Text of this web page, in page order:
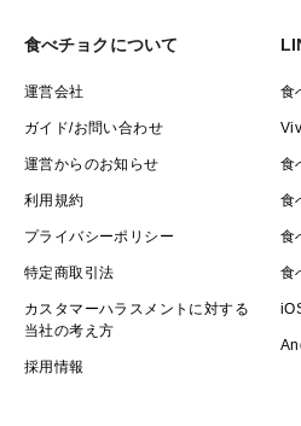
食べチョクについて
運営会社
ガイド/お問い合わせ
運営からのお知らせ
利用規約
プライバシーポリシー
特定商取引法
カスタマーハラスメントに対する
当社の考え方
採用情報
食
食
食
食
食